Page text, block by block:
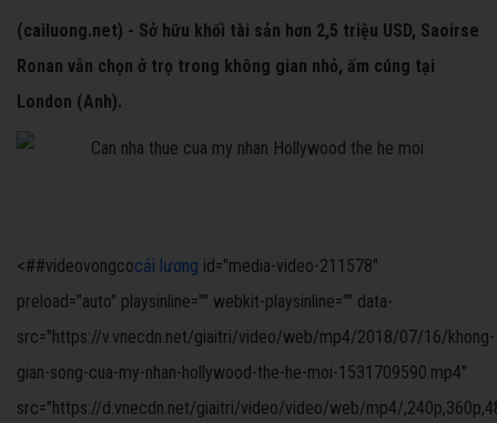
(cailuong.net) - Sở hữu khối tài sản hơn 2,5 triệu USD, Saoirse
Ronan vẫn chọn ở trọ trong không gian nhỏ, ấm cúng tại
London (Anh).
<##videovongcocải lương id="media-video-211578"
preload="auto" playsinline="" webkit-playsinline="" data-
src="https://v.vnecdn.net/giaitri/video/web/mp4/2018/07/16/khong-
gian-song-cua-my-nhan-hollywood-the-he-moi-1531709590.mp4"
src="https://d.vnecdn.net/giaitri/video/video/web/mp4/